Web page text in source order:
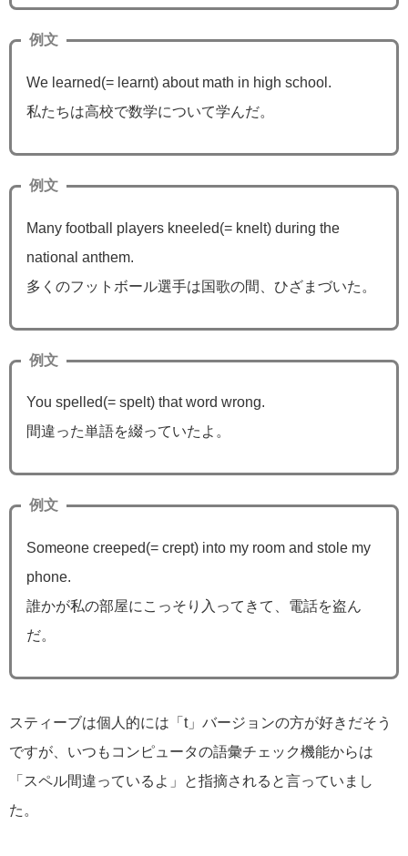
例文
We learned(= learnt) about math in high school.
私たちは高校で数学について学んだ。
例文
Many football players kneeled(= knelt) during the
national anthem.
多くのフットボール選手は国歌の間、ひざまづいた。
例文
You spelled(= spelt) that word wrong.
間違った単語を綴っていたよ。
例文
Someone creeped(= crept) into my room and stole my
phone.
誰かが私の部屋にこっそり入ってきて、電話を盗ん
だ。
スティーブは個人的には「t」バージョンの方が好きだそう
ですが、いつもコンピュータの語彙チェック機能からは
「スペル間違っているよ」と指摘されると言っていまし
た。